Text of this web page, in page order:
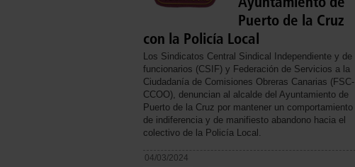
Puerto de la Cruz
con la Policía Local
Los Sindicatos Central Sindical Independiente y de
funcionarios (CSIF) y Federación de Servicios a la
Ciudadanía de Comisiones Obreras Canarias (FSC-
CCOO), denuncian al alcalde del Ayuntamiento de
Puerto de la Cruz por mantener un comportamiento
de indiferencia y de manifiesto abandono hacia el
colectivo de la Policía Local.
04/03/2024